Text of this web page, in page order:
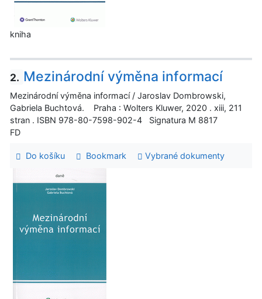
kniha
2. Mezinárodní výměna informací
Mezinárodní výměna informací / Jaroslav Dombrowski,
Gabriela Buchtová. Praha : Wolters Kluwer, 2020 . xiii, 211
stran . ISBN 978-80-7598-902-4 Signatura M 8817
FD
Do košíku Bookmark Vybrané dokumenty